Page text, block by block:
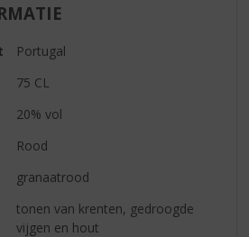
Portugal
75 CL
20% vol
Rood
granaatrood
tonen van krenten, gedroogde
vijgen en hout